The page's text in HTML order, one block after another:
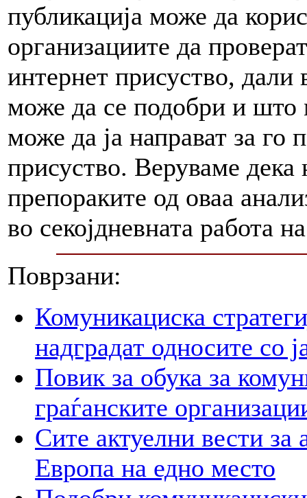
публикација може да
организациите да
интернет присуство,
може да се подобри и што
може да ја направат за го
присуство. Веруваме дека
препораките од оваа
во секојдневната работа
Поврзани:
Комуникациска
надградат односите со
Повик за обука за
граѓанските
Сите актуелни вести за
Европа на едно место